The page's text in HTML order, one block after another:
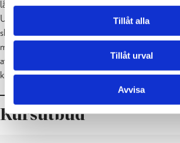
Tillåt alla
Tillåt urval
Avvisa
låna boken för den period du läser
Utlåningen sker via biblioteket, men lånetiden
skolans periodsystem. Du kan låna boken för
men bör låna dem över disken direkt från
att få rätt lånetid. Du bör ha ett eget lånekort
kunna låna böckerna.
Kursutbud